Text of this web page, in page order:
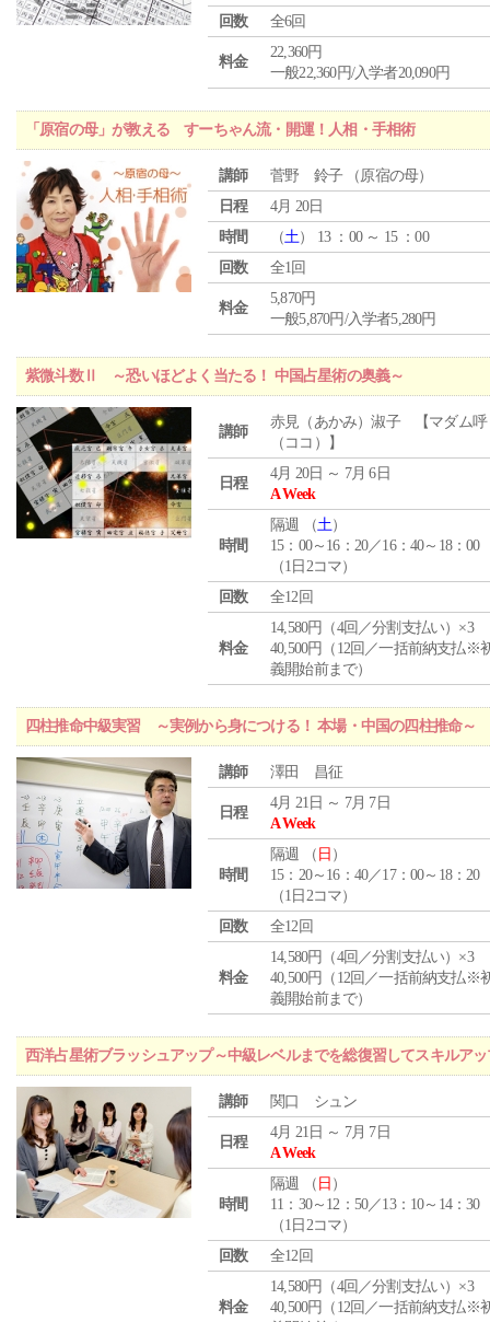
回数
全6回
料金
22,360円
一般22,360円/入学者20,090円
「原宿の母」が教える すーちゃん流・開運！人相・手相術
講師
菅野 鈴子 （原宿の母）
日程
4月 20日
時間
（土） 13 ：00 ～ 15 ：00
回数
全1回
料金
5,870円
一般5,870円/入学者5,280円
紫微斗数Ⅱ ～恐いほどよく当たる！ 中国占星術の奥義～
講師
赤見（あかみ）淑子 【マダム呼
（ココ）】
日程
4月 20日 ～ 7月 6日
A Week
時間
隔週 （土）
15：00～16：20／16：40～18：00
（1日2コマ）
回数
全12回
料金
14,580円（4回／分割支払い）×3
40,500円（12回／一括前納支払※
義開始前まで）
四柱推命中級実習 ～実例から身につける！ 本場・中国の四柱推命～
講師 澤田 昌征
日程
4月 21日 ～ 7月 7日
A Week
時間
隔週 （ 日 ）
15：20～16：40／17：00～18：20
（1日2コマ）
回数
全12回
料金
14,580円（4回／分割支払い）×3
40,500円（12回／一括前納支払※
義開始前まで）
西洋占星術ブラッシュアップ～中級レベルまでを総復習してスキルア
講師 関口 シュン
日程
4月 21日 ～ 7月 7日
A Week
時間
隔週 （ 日 ）
11：30～12：50／13：10～14：30
（1日2コマ）
回数
全12回
料金
14,580円（4回／分割支払い）×3
40,500円（12回／一括前納支払※